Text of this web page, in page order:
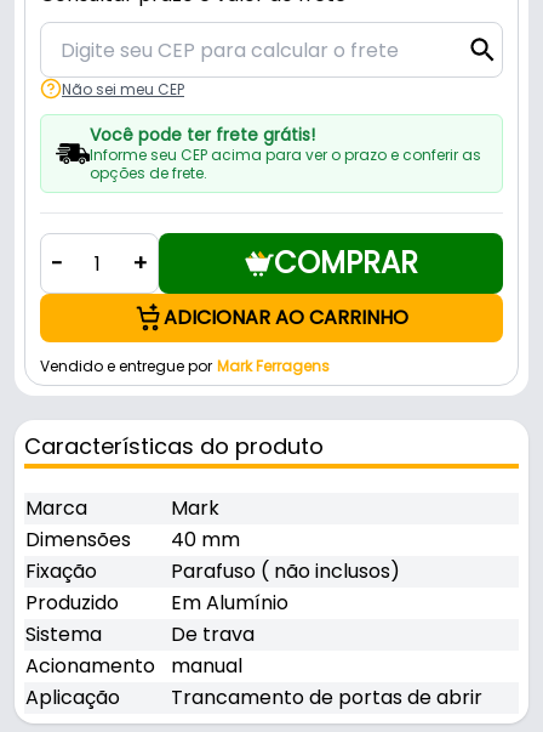
Não sei meu CEP
Você pode ter frete grátis!
Informe seu CEP acima para ver o prazo e conferir as
opções de frete.
- + COMPRAR
ADICIONAR AO CARRINHO
Vendido e entregue por Mark Ferragens
Características do produto
Marca
Mark
Dimensões
40 mm
Fixação
Parafuso ( não inclusos)
Produzido
Em Alumínio
Sistema
De trava
Acionamento
manual
Aplicação
Trancamento de portas de abrir